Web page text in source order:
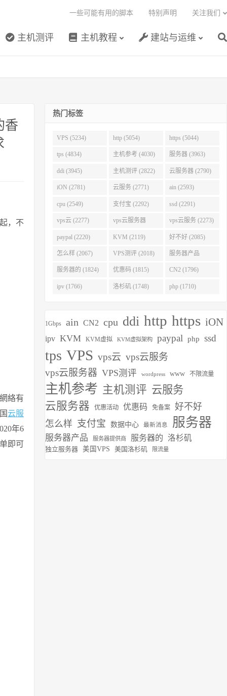
主机测评 主机教程 建站与运维
一些可能有用的脚本 特别声明 关注我们
香
絡有
云服
年6
即可
热门标签
VPS (5234) http (5054) https (5044)
tps (4834) 主机参考 (4030) 服务器 (3963)
ddi (3945) 主机测评 (2822) 云服务器 (2790)
iON (2781) 云服务 (2771) ain (2593)
cpu (2549) 支付宝 (2292) ssd (2291)
vps云 (2277) vps云服务器
(2275)
vps云服务 (2273)
paypal (2220) KVM (2119) 好不好 (2085)
怎么样 (2067) VPS测评 (2018) 服务器产品
(1938)
服务器的 (1824) 优惠码 (1815) CN2 (1796)
ipv (1766) 洛杉矶 (1748) php (1710)
1Gbps ain CN2 cpu ddi http https iON
ipv KVM KVM虚拟 KVM虚拟架构 paypal php ssd
tps VPS vps云 vps云服务
vps云服务器 VPS测评 wordpress www 不限流量
主机参考 主机测评 云服务
云服务器
优惠活动 优惠码 免备案
好不好
怎么样 支付宝 数据中心 最新消息 服务器
服务器产品 服务器提供商 服务器的 洛杉矶
独立服务器 美国VPS 美国洛杉矶 限流量